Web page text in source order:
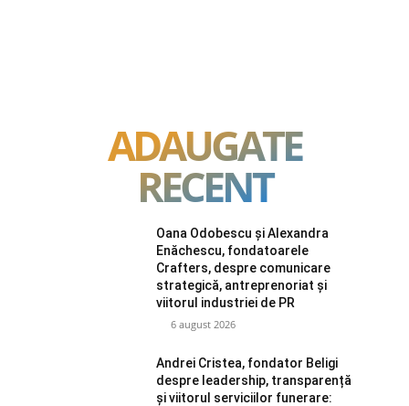
ADAUGATE
RECENT
Oana Odobescu și Alexandra
Enăchescu, fondatoarele
Crafters, despre comunicare
strategică, antreprenoriat și
viitorul industriei de PR
6 august 2026
Andrei Cristea, fondator Beligi
despre leadership, transparență
și viitorul serviciilor funerare: